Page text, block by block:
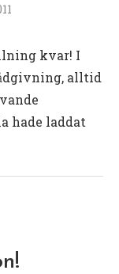
kvar! I
alltid
hade laddat